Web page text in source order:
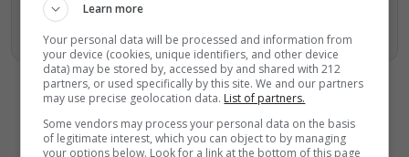
Learn more
Your personal data will be processed and information from
your device (cookies, unique identifiers, and other device
data) may be stored by, accessed by and shared with 212
partners, or used specifically by this site. We and our partners
may use precise geolocation data. List of partners.
Some vendors may process your personal data on the basis
of legitimate interest, which you can object to by managing
your options below. Look for a link at the bottom of this page